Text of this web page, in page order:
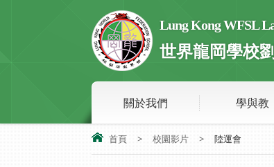
Lung Kong WFSL
世界龍岡學校
關於我們 學與教
首頁 > 校園影片 > 陸運會